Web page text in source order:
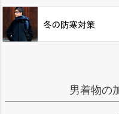
男着物の